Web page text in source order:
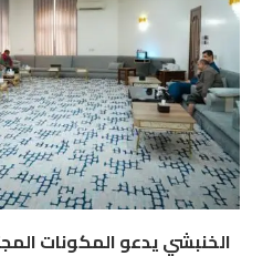
الخنبشي يدعو المكونات